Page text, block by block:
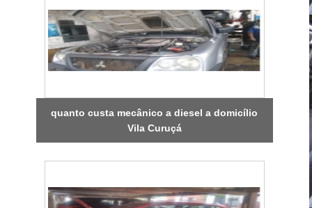
quanto custa mecânico a diesel a domicílio
Vila Curuçá